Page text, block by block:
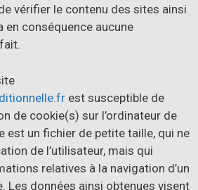
vérifier le contenu des sites ainsi
en conséquence aucune
est susceptible de
de cookie(s) sur l’ordinateur de
est un fichier de petite taille, qui ne
de l’utilisateur, mais qui
relatives à la navigation d’un
Les données ainsi obtenues visent